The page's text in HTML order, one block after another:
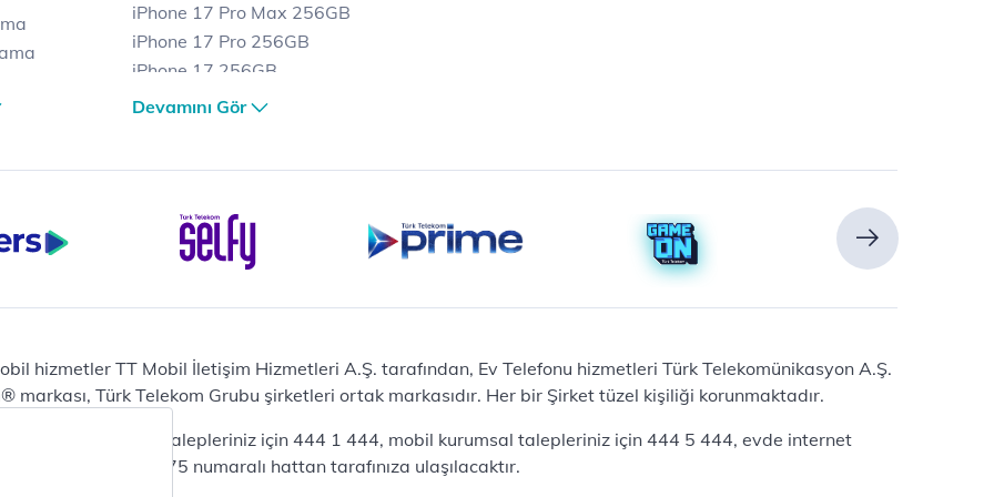
iPhone 17 Pro Max 256GB
iPhone 17 Pro 256GB
iPhone 17 256GB
iPhone 17 Air 256GB
Casper Nirvana C370
Notebook
Ev Telefonu
Panasonic TGB610
Modem ve Wi-Fi
Zyxel DX3300 Wi-Fi 6
Premium VDSL Modem
Devamını Gör
hizmetler TT Mobil İletişim Hizmetleri A.Ş. tarafından, Ev Telefonu hizmetleri Türk Telekomünikasyon A.Ş.
markası, Türk Telekom Grubu şirketleri ortak markasıdır. Her bir Şirket tüzel kişiliği korunmaktadır.
mobil bireysel talepleriniz için 444 1 444, mobil kurumsal talepleriniz için 444 5 444, evde internet
için 444 0375 numaralı hattan tarafınıza ulaşılacaktır.